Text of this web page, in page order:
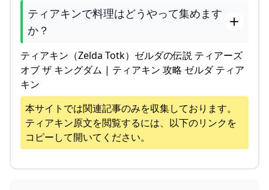
ティアキンで料理はどうやって集めます
か？
ティアキン（Zelda Totk）ゼルダの伝説 ティアーズ
オブ ザ キングダム | ティアキン 攻略 ゼルダ ティア
キン
本サイトでは関連記事のみを収集しております。
ティアキン原文を閲覧するには、以下のリンクを
コピーして開いてください。